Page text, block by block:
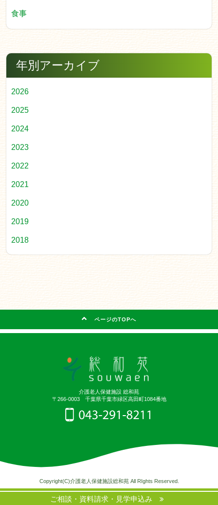
食事
年別アーカイブ
2026
2025
2024
2023
2022
2021
2020
2019
2018
ページのTOPへ
介護老人保健施設 総和苑
〒266-0003 千葉県千葉市緑区高田町1084番地
Copyright(C)介護老人保健施設総和苑 All RIghts Reserved.
ご相談・資料請求・見学申込み